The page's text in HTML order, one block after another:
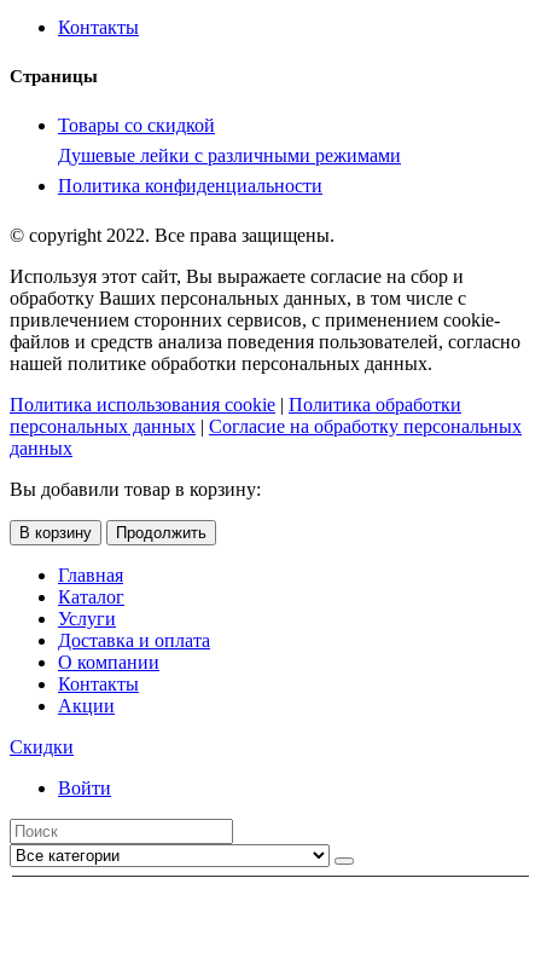
Контакты
Страницы
Товары со скидкой
Душевые лейки с различными режимами
Политика конфиденциальности
© copyright 2022. Все права защищены.
Используя этот сайт, Вы выражаете согласие на сбор и
обработку Ваших персональных данных, в том числе с
привлечением сторонних сервисов, с применением cookie-
файлов и средств анализа поведения пользователей, согласно
нашей политике обработки персональных данных.
Политика использования cookie | Политика обработки
персональных данных | Согласие на обработку персональных
данных
Вы добавили товар в корзину:
В корзину Продолжить
Главная
Каталог
Услуги
Доставка и оплата
О компании
Контакты
Акции
Скидки
Войти